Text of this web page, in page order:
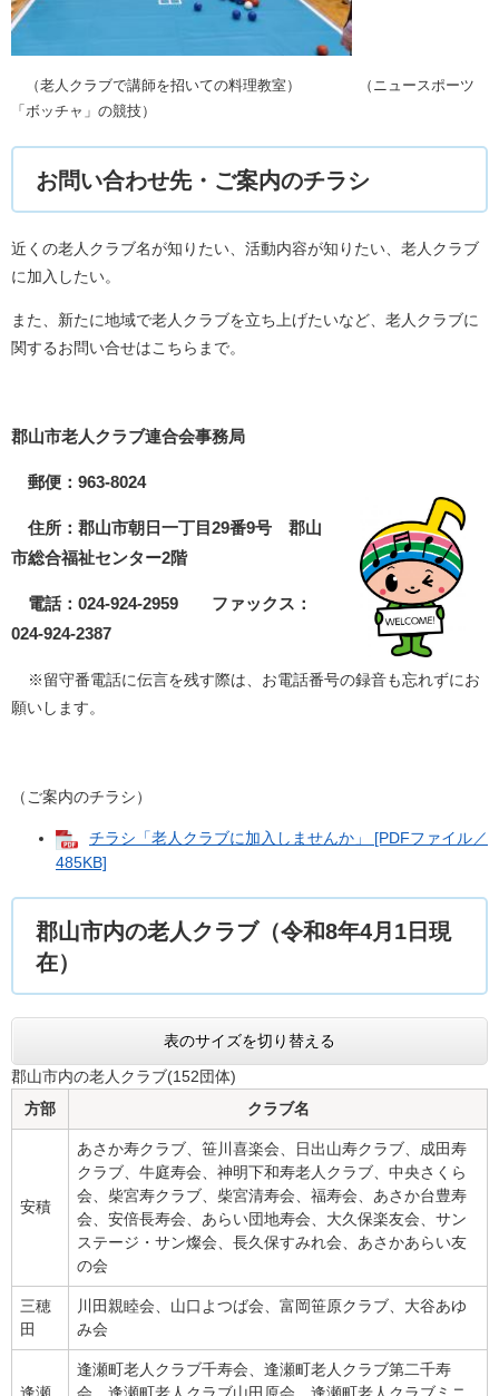
（老人クラブで講師を招いての料理教室） （ニュースポーツ
「ボッチャ」の競技）
お問い合わせ先・ご案内のチラシ
​近くの老人クラブ名が知りたい、活動内容が知りたい、老人クラブ
に加入したい。
また、新たに地域で老人クラブを立ち上げたいなど、老人クラブに
関するお問い合せはこちらまで。
郡山市老人クラブ連合会事務局
郵便：963-8024
住所：郡山市朝日一丁目29番9号 郡山
市総合福祉センター2階
電話：024-924-2959 ファックス：
024-924-2387
※留守番電話に伝言を残す際は、お電話番号の録音も忘れずにお
願いします。
（ご案内のチラシ）
チラシ「老人クラブに加入しませんか」 [PDFファイル／
485KB]
郡山市内の老人クラブ（令和8年4月1日現
在）
表のサイズを切り替える
郡山市内の老人クラブ(152団体)
方部
クラブ名
安積
あさか寿クラブ、笹川喜楽会、日出山寿クラブ、成田寿
クラブ、牛庭寿会、神明下和寿老人クラブ、中央さくら
会、柴宮寿クラブ、柴宮清寿会、福寿会、あさか台豊寿
会、安倍長寿会、あらい団地寿会、大久保楽友会、サン
ステージ・サン燦会、長久保すみれ会、あさかあらい友
の会
三穂
田
川田親睦会、山口よつば会、富岡笹原クラブ、大谷あゆ
み会
逢瀬
逢瀬町老人クラブ千寿会、逢瀬町老人クラブ第二千寿
会、逢瀬町老人クラブ山田原会、逢瀬町老人クラブミニ